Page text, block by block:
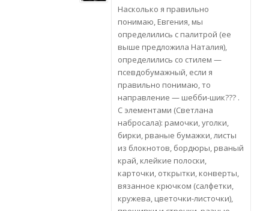
Насколько я правильно
понимаю, Евгения, мы
определились с палитрой (ее
выше предложила Наталия),
определились со стилем —
псевдобумажный, если я
правильно понимаю, то
направление — шебби-шик??? .
С элементами (Светлана
набросала): рамочки, уголки,
бирки, рваные бумажки, листы
из блокнотов, бордюры, рваный
край, клейкие полоски,
карточки, открытки, конверты,
вязанное крючком (салфетки,
кружева, цветочки-листочки),